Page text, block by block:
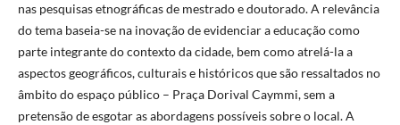
nas pesquisas etnográficas de mestrado e doutorado. A relevância
do tema baseia-se na inovação de evidenciar a educação como
parte integrante do contexto da cidade, bem como atrelá-la a
aspectos geográficos, culturais e históricos que são ressaltados no
âmbito do espaço público – Praça Dorival Caymmi, sem a
pretensão de esgotar as abordagens possíveis sobre o local. A